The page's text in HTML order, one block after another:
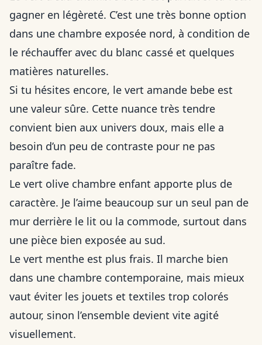
gagner en légèreté. C’est une très bonne option
dans une chambre exposée nord, à condition de
le réchauffer avec du blanc cassé et quelques
matières naturelles.
Si tu hésites encore, le vert amande bebe est
une valeur sûre. Cette nuance très tendre
convient bien aux univers doux, mais elle a
besoin d’un peu de contraste pour ne pas
paraître fade.
Le vert olive chambre enfant apporte plus de
caractère. Je l’aime beaucoup sur un seul pan de
mur derrière le lit ou la commode, surtout dans
une pièce bien exposée au sud.
Le vert menthe est plus frais. Il marche bien
dans une chambre contemporaine, mais mieux
vaut éviter les jouets et textiles trop colorés
autour, sinon l’ensemble devient vite agité
visuellement.